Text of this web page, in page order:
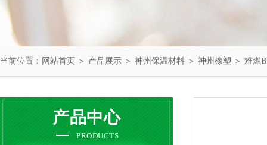
当前位置： 网站首页 ＞ 产品展示 ＞ 神州保温材料 ＞ 神州橡塑 ＞ 难燃
产品中心
PRODUCTS